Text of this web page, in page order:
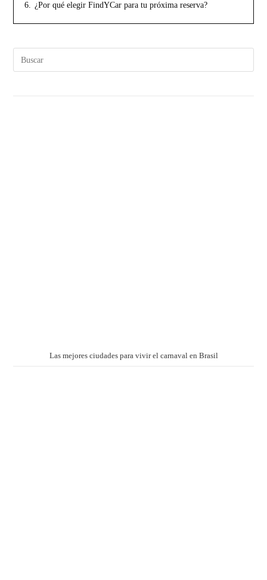
6. ¿Por qué elegir FindYCar para tu próxima reserva?
Las mejores ciudades para vivir el carnaval en Brasil